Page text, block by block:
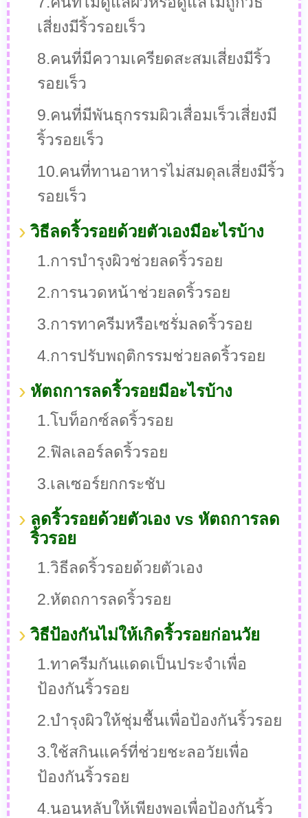
เสี่ยงมีริ้วรอยเร็ว
8.คนที่มีความเครียดสะสมเสี่ยงมีริ้ว
รอยเร็ว
9.คนที่มีพันธุกรรมผิวเสื่อมเร็วเสี่ยงมี
ริ้วรอยเร็ว
10.คนที่ทานอาหารไม่สมดุลเสี่ยงมีริ้ว
รอยเร็ว
วิธีลดริ้วรอยด้วยตัวเองมีอะไรบ้าง
1.การบำรุงผิวช่วยลดริ้วรอย
2.การนวดหน้าช่วยลดริ้วรอย
3.การทาครีมหรือเซรั่มลดริ้วรอย
4.การปรับพฤติกรรมช่วยลดริ้วรอย
หัตถการลดริ้วรอยมีอะไรบ้าง
1.โบท็อกซ์ลดริ้วรอย
2.ฟิลเลอร์ลดริ้วรอย
3.เลเซอร์ยกกระชับ
ลดริ้วรอยด้วยตัวเอง vs หัตถการลด
ริ้วรอย
1.วิธีลดริ้วรอยด้วยตัวเอง
2.หัตถการลดริ้วรอย
วิธีป้องกันไม่ให้เกิดริ้วรอยก่อนวัย
1.ทาครีมกันแดดเป็นประจำเพื่อ
ป้องกันริ้วรอย
2.บำรุงผิวให้ชุ่มชื้นเพื่อป้องกันริ้วรอย
3.ใช้สกินแคร์ที่ช่วยชะลอวัยเพื่อ
ป้องกันริ้วรอย
4.นอนหลับให้เพียงพอเพื่อป้องกันริ้ว